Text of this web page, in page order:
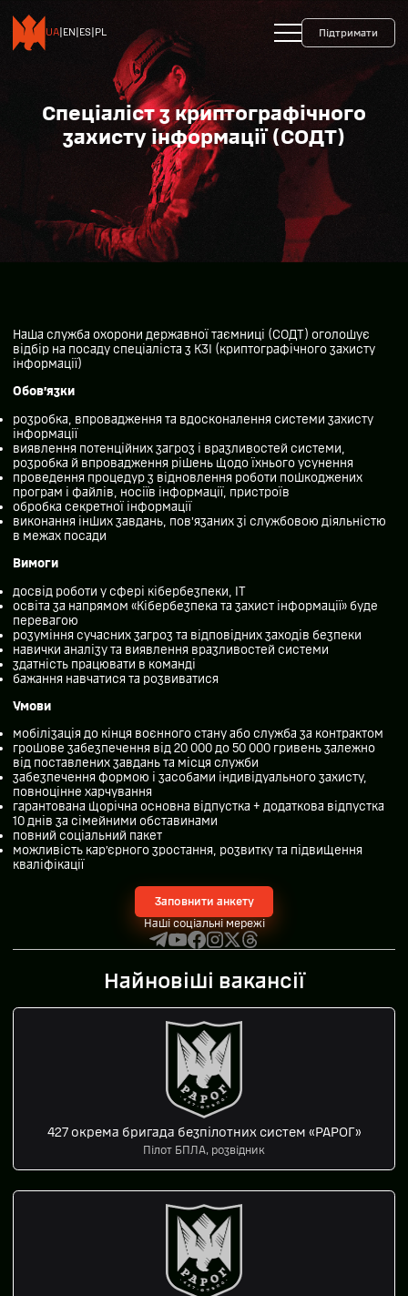
UA EN ES PL Підтримати
Спеціаліст з криптографічного
захисту інформації (СОДТ)
Наша служба охорони державної таємниці (СОДТ) оголошує
відбір на посаду спеціаліста з КЗІ (криптографічного захисту
інформації)
Обов’язки
розробка, впровадження та вдосконалення системи захисту
інформації
виявлення потенційних загроз і вразливостей системи,
розробка й впровадження рішень щодо їхнього усунення
проведення процедур з відновлення роботи пошкоджених
програм і файлів, носіїв інформації, пристроїв
обробка секретної інформації
виконання інших завдань, пов’язаних зі службовою діяльністю
в межах посади
Вимоги
досвід роботи у сфері кібербезпеки, ІТ
освіта за напрямом «Кібербезпека та захист інформації» буде
перевагою
розуміння сучасних загроз та відповідних заходів безпеки
навички аналізу та виявлення вразливостей системи
здатність працювати в команді
бажання навчатися та розвиватися
Умови
мобілізація до кінця воєнного стану або служба за контрактом
грошове забезпечення від 20 000 до 50 000 гривень залежно
від поставлених завдань та місця служби
забезпечення формою і засобами індивідуального захисту,
повноцінне харчування
гарантована щорічна основна відпустка + додаткова відпустка
10 днів за сімейними обставинами
повний соціальний пакет
можливість кар’єрного зростання, розвитку та підвищення
кваліфікації
Заповнити анкету
Наші соціальні мережі
Найновіші вакансії
427 окрема бригада безпілотних систем «РАРОГ»
Пілот БПЛА, розвідник